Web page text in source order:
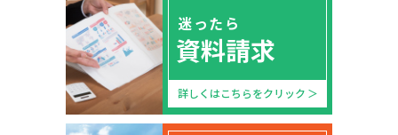
迷ったら
資料請求
詳しくはこちらをクリック